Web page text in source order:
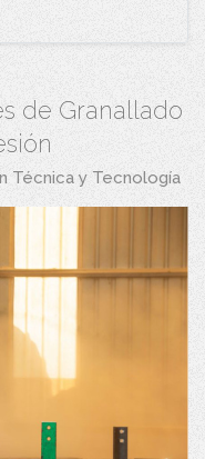
de Granallado
Técnica y Tecnología